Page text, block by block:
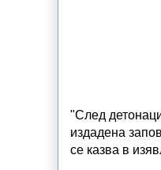
"След
издадена
се казва в